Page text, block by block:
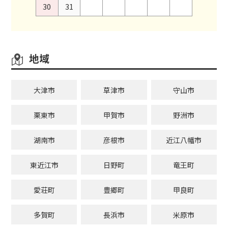
30
31
地域
大津市 草津市 守山市
栗東市 甲賀市 野洲市
湖南市 彦根市 近江八幡市
東近江市 日野町 竜王町
愛荘町 豊郷町 甲良町
多賀町 長浜市 米原市